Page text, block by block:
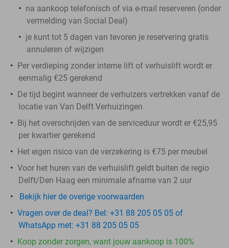
na aankoop telefonisch of via e-mail reserveren (onder
vermelding van Social Deal)
je kunt tot 5 dagen van tevoren je reservering gratis
annuleren of wijzigen
Per verdieping zonder interne lift of verhuislift wordt er
eenmalig €25 gerekend
De tijd begint wanneer de verhuizers vertrekken vanaf de
locatie van Van Delft Verhuizingen
Bij het overschrijden van de serviceduur wordt er €25,95
per kwartier gerekend
Het eigen risico van de verzekering is €75 per meubel
Voor het huren van de verhuislift geldt buiten de regio
Delft/Den Haag een minimale afname van 2 uur
Bekijk hier de overige voorwaarden
Vragen over de deal? Bel: +31 88 205 05 05 of
WhatsApp met: +31 88 205 05 05
Koop zonder zorgen, want jouw aankoop is 100%